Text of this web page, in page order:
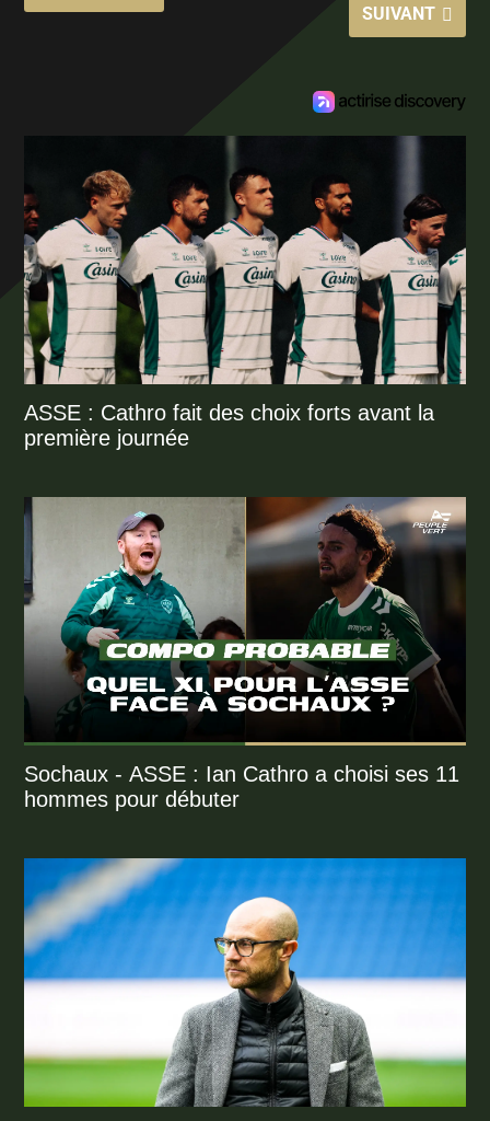
SUIVANT
ASSE : Cathro fait des choix forts avant la
première journée
Sochaux - ASSE : Ian Cathro a choisi ses 11
hommes pour débuter